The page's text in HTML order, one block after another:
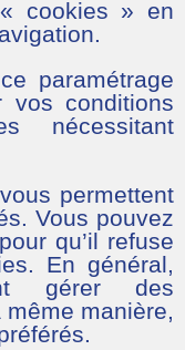
cookies » en
paramétrage
vos conditions
nécessitant
permettent
Vous pouvez
qu’il refuse
En général,
gérer des
manière,